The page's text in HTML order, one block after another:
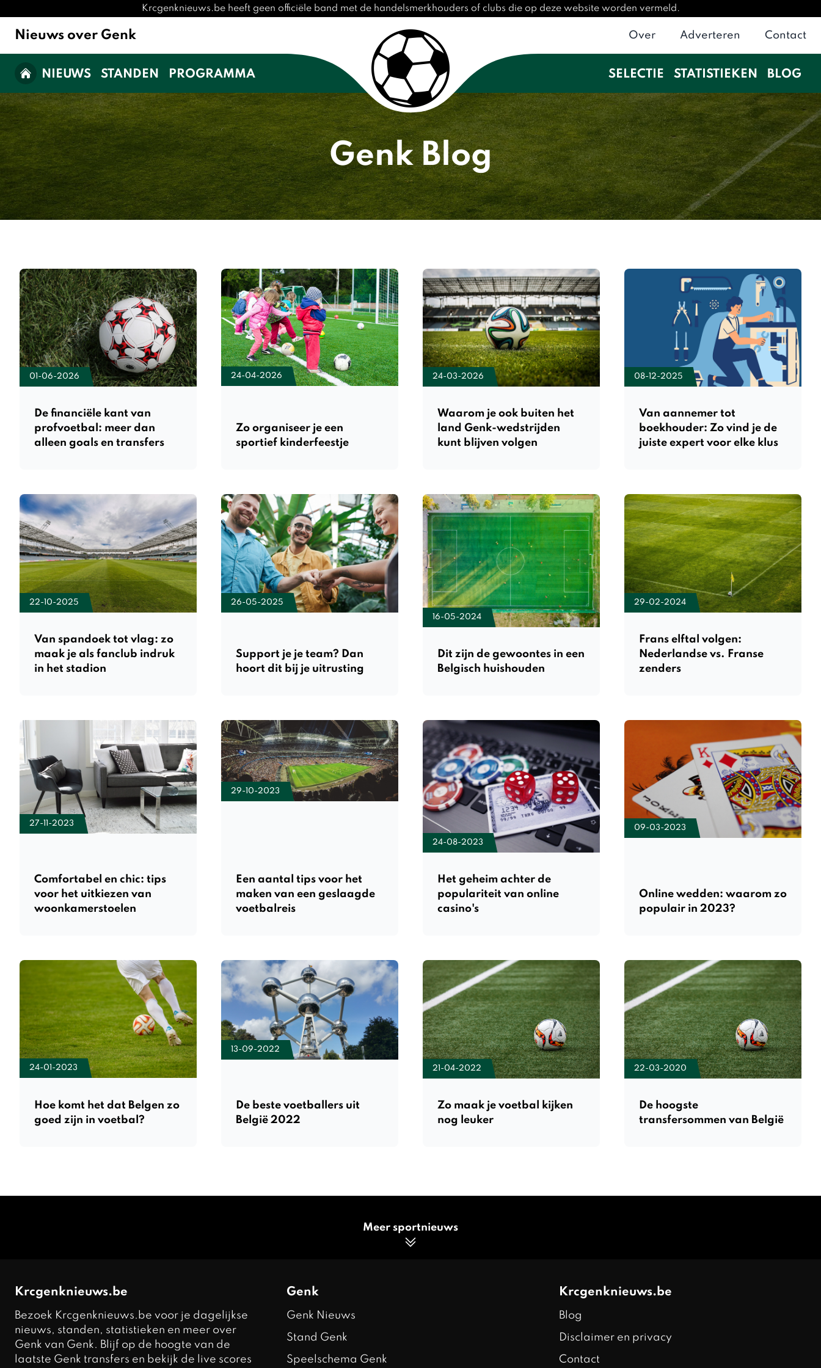
Krcgenknieuws.be heeft geen officiële band met de handelsmerkhouders of clubs die op deze website worden vermeld.
Nieuws over Genk Over Adverteren Contact
NIEUWS STANDEN PROGRAMMA SELECTIE STATISTIEKEN BLOG
Genk Blog
01-06-2026
De financiële kant van
profvoetbal: meer dan
alleen goals en transfers
24-04-2026
Zo organiseer je een
sportief kinderfeestje
24-03-2026
Waarom je ook buiten het
land Genk-wedstrijden
kunt blijven volgen
08-12-2025
Van aannemer tot
boekhouder: Zo vind je de
juiste expert voor elke klus
22-10-2025
Van spandoek tot vlag: zo
maak je als fanclub indruk
in het stadion
26-05-2025
Support je je team? Dan
hoort dit bij je uitrusting
16-05-2024
Dit zijn de gewoontes in een
Belgisch huishouden
29-02-2024
Frans elftal volgen:
Nederlandse vs. Franse
zenders
27-11-2023
Comfortabel en chic: tips
voor het uitkiezen van
woonkamerstoelen
29-10-2023
Een aantal tips voor het
maken van een geslaagde
voetbalreis
24-08-2023
Het geheim achter de
populariteit van online
casino's
09-03-2023
Online wedden: waarom zo
populair in 2023?
24-01-2023
Hoe komt het dat Belgen zo
goed zijn in voetbal?
13-09-2022
De beste voetballers uit
België 2022
21-04-2022
Zo maak je voetbal kijken
nog leuker
22-03-2020
De hoogste
transfersommen van België
Meer sportnieuws
Krcgenknieuws.be
Bezoek Krcgenknieuws.be voor je dagelijkse
nieuws, standen, statistieken en meer over
Genk van Genk. Blijf op de hoogte van de
laatste Genk transfers en bekijk de live scores
Genk
Genk Nieuws
Stand Genk
Speelschema Genk
Krcgenknieuws.be
Blog
Disclaimer en privacy
Contact